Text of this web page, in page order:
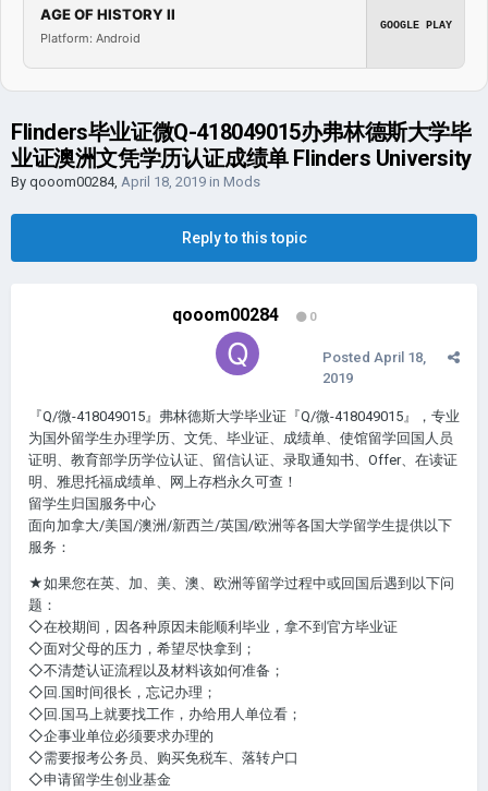
AGE OF HISTORY II
Platform: Android
GOOGLE PLAY
Flinders毕业证微Q-418049015办弗林德斯大学毕
业证澳洲文凭学历认证成绩单 Flinders University
By qooom00284, April 18, 2019 in Mods
Reply to this topic
qooom00284 0
Posted April 18,
2019
『Q/微-418049015』弗林德斯大学毕业证『Q/微-418049015』，专业
为国外留学生办理学历、文凭、毕业证、成绩单、使馆留学回国人员
证明、教育部学历学位认证、留信认证、录取通知书、Offer、在读证
明、雅思托福成绩单、网上存档永久可查！
留学生归国服务中心
面向加拿大/美国/澳洲/新西兰/英国/欧洲等各国大学留学生提供以下
服务：
★如果您在英、加、美、澳、欧洲等留学过程中或回国后遇到以下问
题：
◇在校期间，因各种原因未能顺利毕业，拿不到官方毕业证
◇面对父母的压力，希望尽快拿到；
◇不清楚认证流程以及材料该如何准备；
◇回.国时间很长，忘记办理；
◇回.国马上就要找工作，办给用人单位看；
◇企事业单位必须要求办理的
◇需要报考公务员、购买免税车、落转户口
◇申请留学生创业基金